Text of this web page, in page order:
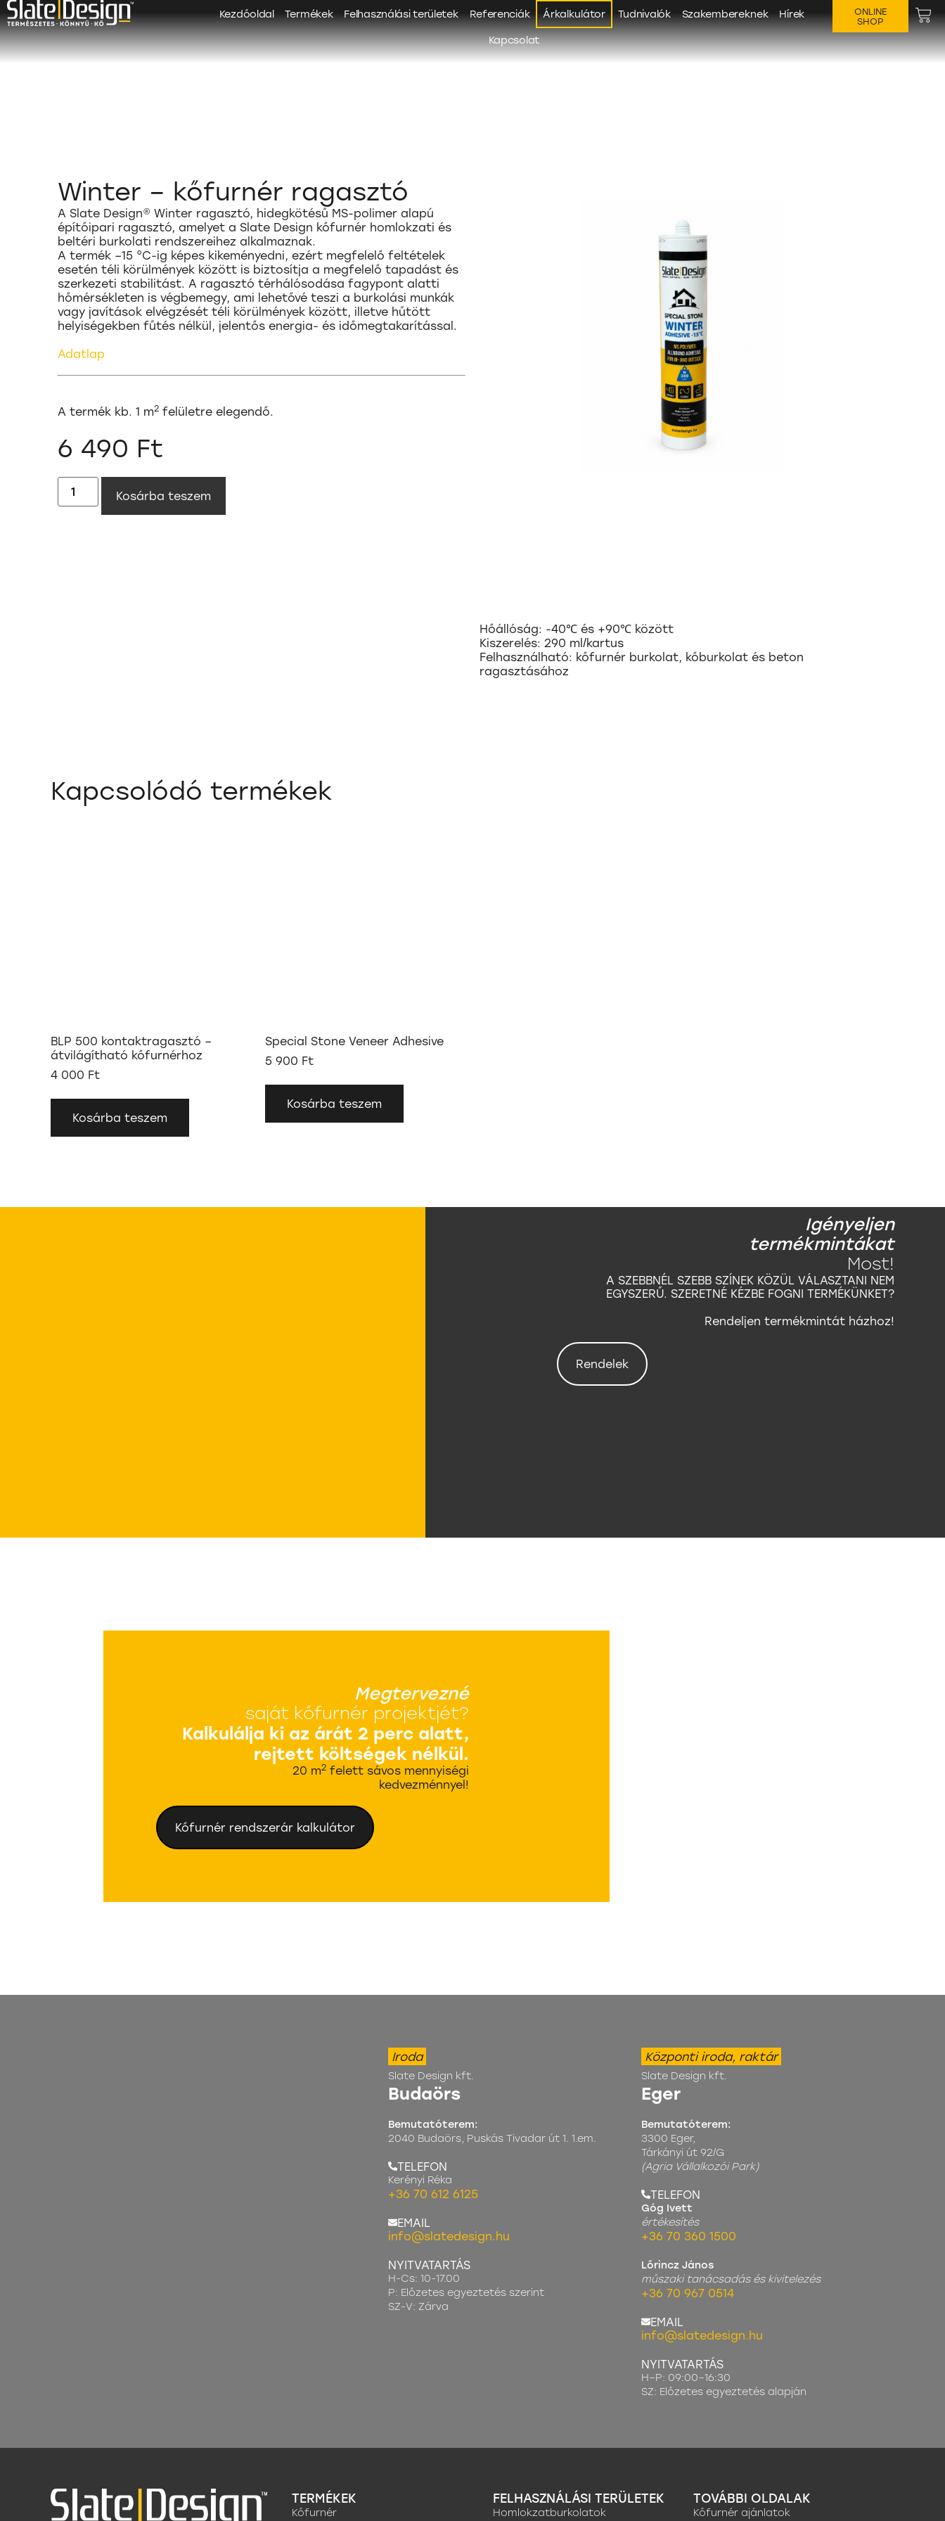
Kezdőoldal Termékek Felhasználási területek Referenciák Árkalkulátor Tudnivalók Szakembereknek
Hírek
Kapcsolat
ONLINE
SHOP
Winter – kőfurnér ragasztó
A Slate Design® Winter ragasztó, hidegkötésű MS-polimer alapú
építőipari ragasztó, amelyet a Slate Design kőfurnér homlokzati és
beltéri burkolati rendszereihez alkalmaznak.
A termék –15 °C-ig képes kikeményedni, ezért megfelelő feltételek
esetén téli körülmények között is biztosítja a megfelelő tapadást és
szerkezeti stabilitást. A ragasztó térhálósodása fagypont alatti
hőmérsékleten is végbemegy, ami lehetővé teszi a burkolási munkák
vagy javítások elvégzését téli körülmények között, illetve hűtött
helyiségekben fűtés nélkül, jelentős energia- és időmegtakarítással.
Adatlap
A termék kb. 1 m2 felületre elegendő.
6 490 Ft
Kosárba teszem
Hőállóság: -40℃ és +90℃ között
Kiszerelés: 290 ml/kartus
Felhasználható: kőfurnér burkolat, kőburkolat és beton
ragasztásához
Kapcsolódó termékek
BLP 500 kontaktragasztó –
átvilágítható kőfurnérhoz
4 000 Ft
Kosárba teszem
Special Stone Veneer Adhesive
5 900 Ft
Kosárba teszem
Igényeljen
termékmintákat
Most!
A SZEBBNÉL SZEBB SZÍNEK KÖZÜL VÁLASZTANI NEM
EGYSZERŰ. SZERETNÉ KÉZBE FOGNI TERMÉKÜNKET?
Rendeljen termékmintát házhoz!
Rendelek
Megtervezné
saját kőfurnér projektjét?
Kalkulálja ki az árát 2 perc alatt,
rejtett költségek nélkül.
20 m2 felett sávos mennyiségi
kedvezménnyel!
Kőfurnér rendszerár kalkulátor
Iroda
Slate Design kft.
Budaörs
Bemutatóterem:
2040 Budaörs, Puskás Tivadar út 1. 1.em.
TELEFON
Kerényi Réka
+36 70 612 6125
EMAIL
info@slatedesign.hu
NYITVATARTÁS
H-Cs: 10-17.00
P: Előzetes egyeztetés szerint
SZ-V: Zárva
Központi iroda, raktár
Slate Design kft.
Eger
Bemutatóterem:
3300 Eger,
Tárkányi út 92/G
(Agria Vállalkozói Park)
TELEFON
Góg Ivett
értékesítés
+36 70 360 1500
Lőrincz János
műszaki tanácsadás és kivitelezés
+36 70 967 0514
EMAIL
info@slatedesign.hu
NYITVATARTÁS
H–P: 09:00–16:30
SZ: Előzetes egyeztetés alapján
TERMÉKEK
Kőfurnér
FELHASZNÁLÁSI TERÜLETEK
Homlokzatburkolatok
TOVÁBBI OLDALAK
Kőfurnér ajánlatok